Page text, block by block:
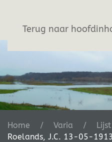
Terug naar
Home Varia
Roelands, J.C. 13-05-1913